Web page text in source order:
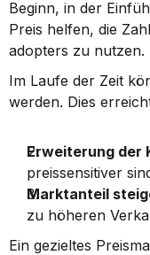
Beginn, in der
Preis helfen, die
adopters zu nutzen.
Im Laufe der Zeit
werden. Dies
Erweiterung der
preissensitiver
Marktanteil
zu höheren
Ein gezieltes